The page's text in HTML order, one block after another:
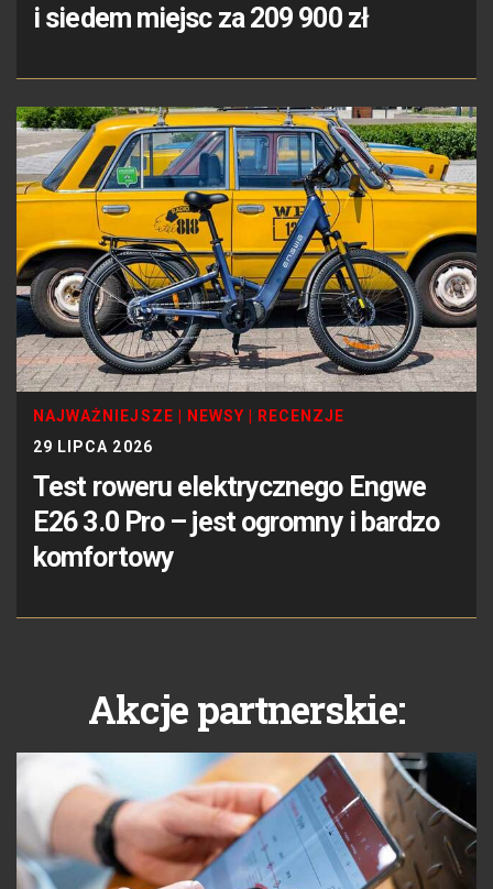
i siedem miejsc za 209 900 zł
NAJWAŻNIEJSZE NEWSY
RECENZJE
29 LIPCA 2026
Test roweru elektrycznego Engwe
E26 3.0 Pro – jest ogromny i bardzo
komfortowy
Akcje partnerskie: